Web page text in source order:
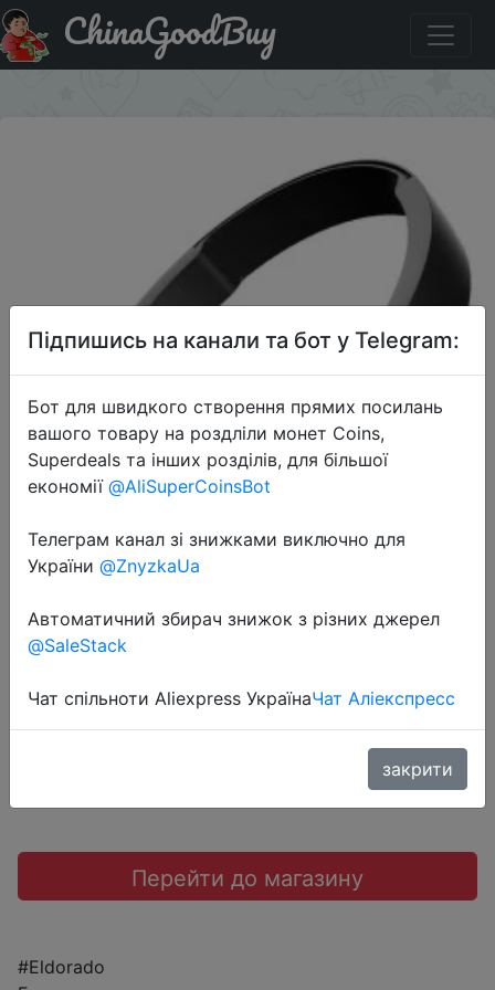
Придбати по знижці
ChinaGoodBuy
1490 руб.
Перейти до магазину
#Eldorado
Підпишись на канали та бот у Telegram:
Бот для швидкого створення прямих посилань
вашого товару на роздліли монет Coins,
Superdeals та інших розділів, для більшої
економії @AliSuperCoinsBot
Телеграм канал зі знижками виключно для
України @ZnyzkaUa
Автоматичний збирач знижок з різних джерел
@SaleStack
Чат спільноти Aliexpress УкраїнаЧат Аліекспресс
закрити